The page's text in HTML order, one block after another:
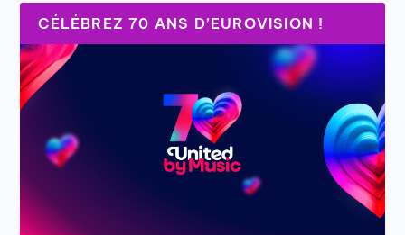
CÉLÉBREZ 70 ANS D’EUROVISION !